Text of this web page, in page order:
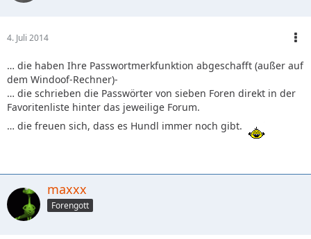
4. Juli 2014
… die haben Ihre Passwortmerkfunktion abgeschafft (außer auf
dem Windoof-Rechner)-
… die schrieben die Passwörter von sieben Foren direkt in der
Favoritenliste hinter das jeweilige Forum.
… die freuen sich, dass es Hundl immer noch gibt.
maxxx
Forengott